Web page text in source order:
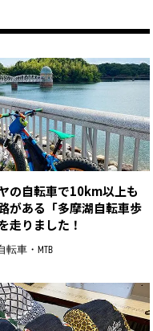
の自転車で10km以上も
がある「多摩湖自転車歩
走りました！
転車・MTB